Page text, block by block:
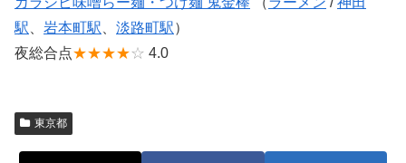
駅
岩本町駅 淡路町駅）
夜総合点★★★★☆ 4.0
東京都